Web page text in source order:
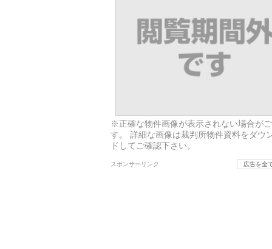
※正確な物件画像が表示されない場合が
す。 詳細な画像は裁判所物件資料をダウ
ドしてご確認下さい。
スポンサーリンク 広告を全